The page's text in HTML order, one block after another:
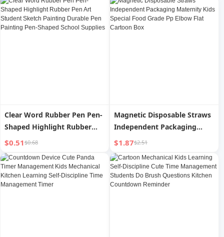
For Home Food Big Scissors
Roasted Meat Scissors
Dedicated
Color Lead Pen Sleeve
Clear Word Rubber Pen Pen-
Shaped Highlight Rubber
Pen Art Student Sketch
Painting Durable Pen
Painting Pen-Shaped School
Supplies
$0.51$0.68
Magnetic Disposable Straws
Independent Packaging
Maternity Kids Special Food
Grade Pp Elbow Flat Cartoon
Box
$1.87$2.51